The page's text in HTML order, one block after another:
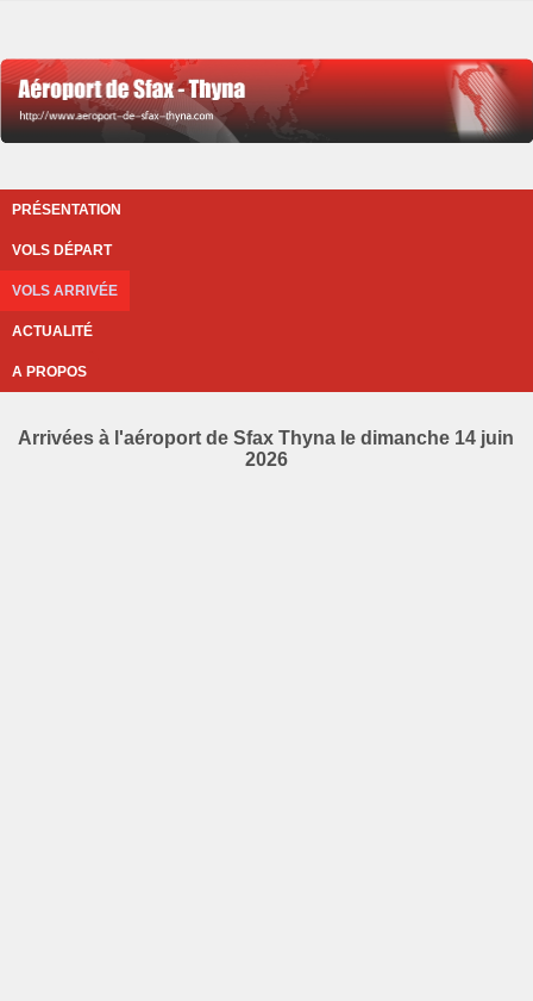
PRÉSENTATION
VOLS DÉPART
VOLS ARRIVÉE
ACTUALITÉ
A PROPOS
Arrivées à l'aéroport de Sfax Thyna le dimanche 14 juin
2026